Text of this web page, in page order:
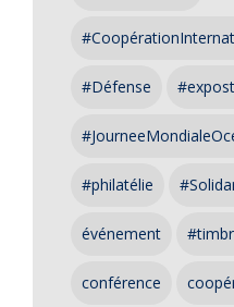
#Défense
#philatélie
événement
conférence